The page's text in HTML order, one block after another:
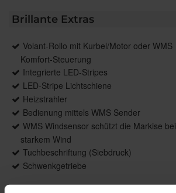
Brillante Extras
Volant-Rollo mit Kurbel/Motor oder WMS
Komfort-Steuerung
Integrierte LED-Stripes
LED-Stripe Lichtschiene
Heizstrahler
Bedienung mittels WMS Sender
WMS Windsensor schützt die Markise bei
starkem Wind
Tuchbeschriftung (Siebdruck)
Schwenkgetriebe